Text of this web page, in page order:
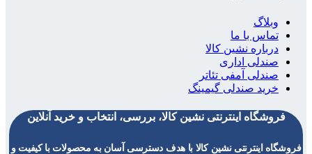
وبلاگ
تماس با ما
درباره نشین کالا
صندلی اداری
صندلی آمفی تئاتر
خرید صندلی گیمینگ
فروشگاه اینترنتی نشین کالا، بررسی، انتخاب و خرید آنلاین
فروشگاه اینترنتی نشین کالا با هدف دسترسی آسان به محصولات با کیفیت و